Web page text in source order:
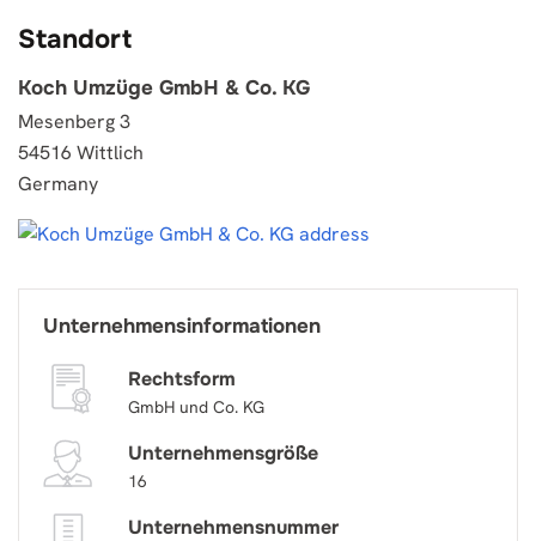
Standort
Koch Umzüge GmbH & Co. KG
Mesenberg 3
54516 Wittlich
Germany
Unternehmensinformationen
Rechtsform
GmbH und Co. KG
Unternehmensgröße
16
Unternehmensnummer